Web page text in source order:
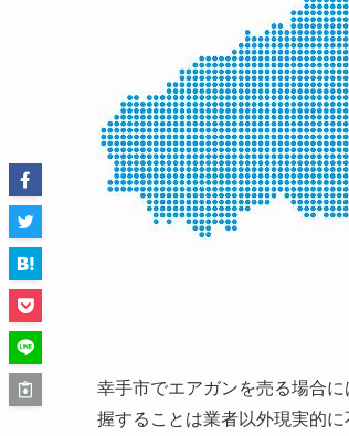
幸手市でエアガンを売る場合
握することは業者以外現実的に